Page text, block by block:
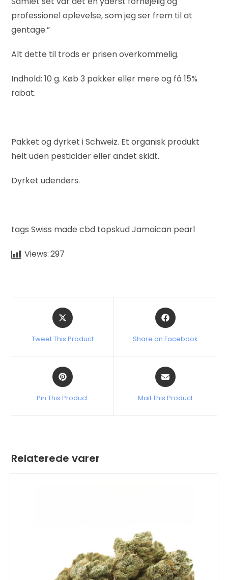
professionel oplevelse, som jeg ser frem til at
gentage.”
Alt dette til trods er prisen overkommelig.
Indhold: 10 g. Køb 3 pakker eller mere og få 15%
rabat.
Pakket og dyrket i Schweiz. Et organisk produkt
helt uden pesticider eller andet skidt.
Dyrket udendørs.
tags Swiss made cbd topskud Jamaican pearl
Views:297
Tweet This Product Share on Facebook
Pin This Product Mail This Product
Relaterede varer